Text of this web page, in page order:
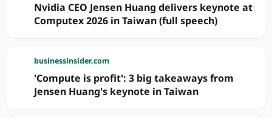
Nvidia CEO Jensen Huang delivers keynote at
Computex 2026 in Taiwan (full speech)
businessinsider.com
'Compute is profit': 3 big takeaways from
Jensen Huang's keynote in Taiwan